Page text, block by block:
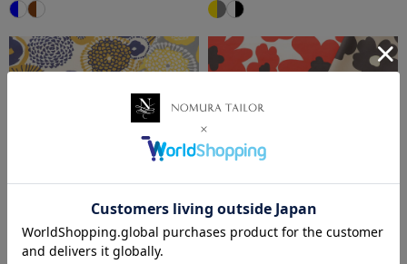
ポリエステルスムースニットイ
ンクジェットプリント生地 イ
ポリエステルスムースニットイ